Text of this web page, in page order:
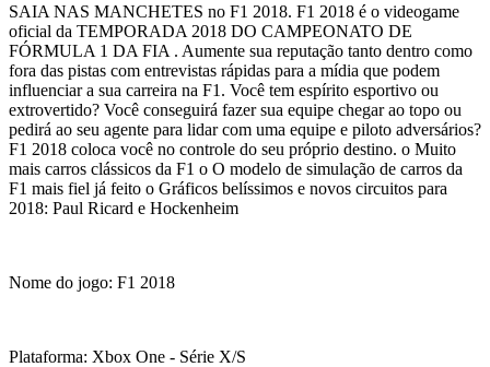
SAIA NAS MANCHETES no F1 2018. F1 2018 é o videogame
oficial da TEMPORADA 2018 DO CAMPEONATO DE
FÓRMULA 1 DA FIA . Aumente sua reputação tanto dentro como
fora das pistas com entrevistas rápidas para a mídia que podem
influenciar a sua carreira na F1. Você tem espírito esportivo ou
extrovertido? Você conseguirá fazer sua equipe chegar ao topo ou
pedirá ao seu agente para lidar com uma equipe e piloto adversários?
F1 2018 coloca você no controle do seu próprio destino. o Muito
mais carros clássicos da F1 o O modelo de simulação de carros da
F1 mais fiel já feito o Gráficos belíssimos e novos circuitos para
2018: Paul Ricard e Hockenheim
Nome do jogo: F1 2018
Plataforma: Xbox One - Série X/S